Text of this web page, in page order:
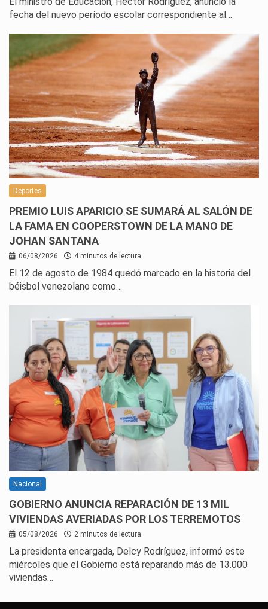
fecha del nuevo período escolar correspondiente al…
Deportes
PREMIO LUIS APARICIO SE SUMARÁ AL SALÓN DE
LA FAMA EN COOPERSTOWN DE LA MANO DE
JOHAN SANTANA
06/08/2026 4 minutos de lectura
El 12 de agosto de 1984 quedó marcado en la historia del
béisbol venezolano como…
Nacional
GOBIERNO ANUNCIA REPARACIÓN DE 13 MIL
VIVIENDAS AVERIADAS POR LOS TERREMOTOS
05/08/2026 2 minutos de lectura
La presidenta encargada, Delcy Rodríguez, informó este
miércoles que el Gobierno está reparando más de 13.000
viviendas…